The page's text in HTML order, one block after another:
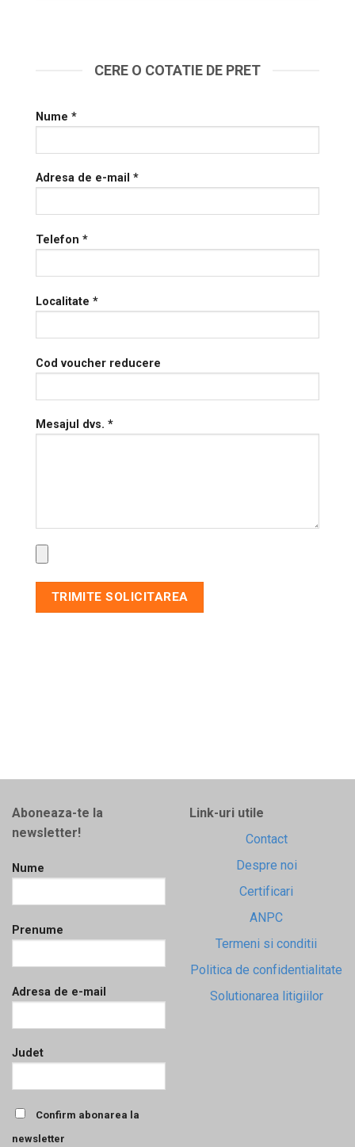
CERE O COTATIE DE PRET
Nume *
Adresa de e-mail *
Telefon *
Localitate *
Cod voucher reducere
Mesajul dvs. *
Aboneaza-te la
newsletter!
Nume
Prenume
Adresa de e-mail
Judet
Confirm abonarea la
newsletter
Link-uri utile
Contact
Despre noi
Certificari
ANPC
Termeni si conditii
Politica de confidentialitate
Solutionarea litigiilor